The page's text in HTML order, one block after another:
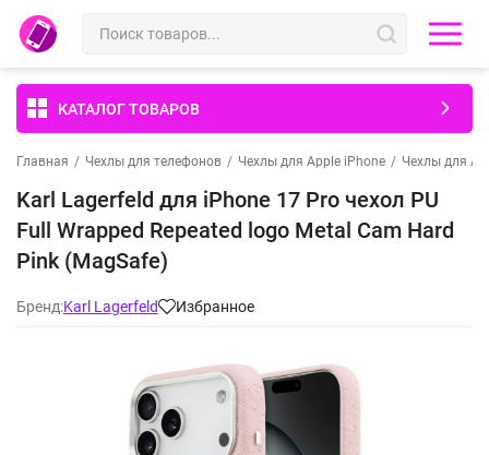
КАТАЛОГ ТОВАРОВ
Главная / Чехлы для телефонов / Чехлы для Apple iPhone / Чехлы для
Karl Lagerfeld для iPhone 17 Pro чехол PU
Full Wrapped Repeated logo Metal Cam Hard
Pink (MagSafe)
Бренд:Karl Lagerfeld Избранное